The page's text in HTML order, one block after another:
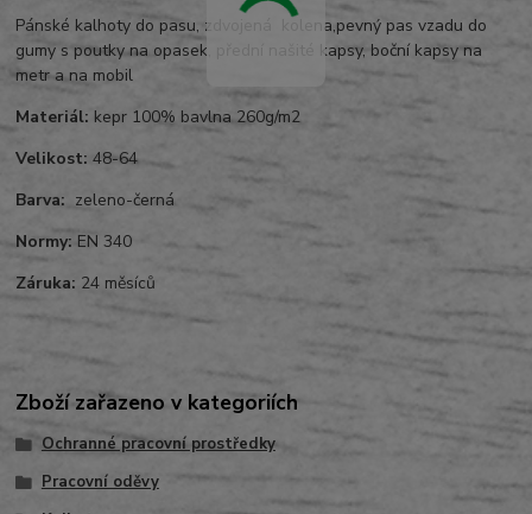
Pánské kalhoty do pasu, zdvojená kolena,pevný pas vzadu do
gumy s poutky na opasek, přední našité kapsy, boční kapsy na
metr a na mobil
Materiál: kepr 100% bavlna 260g/m2
Velikost: 48-64
Barva: zeleno-černá
Normy: EN 340
Záruka: 24 měsíců
Zboží zařazeno v kategoriích
Ochranné pracovní prostředky
Pracovní oděvy